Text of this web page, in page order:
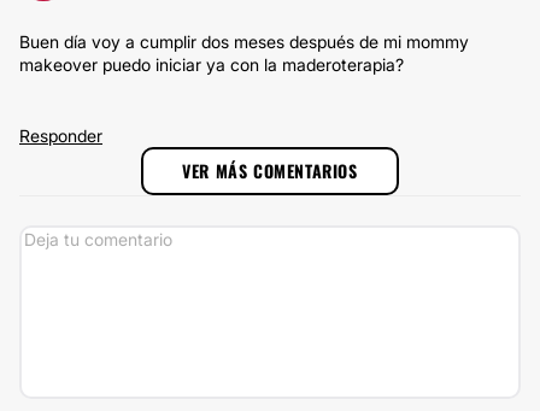
Buen día voy a cumplir dos meses después de mi mommy
makeover puedo iniciar ya con la maderoterapia?
Responder
VER MÁS COMENTARIOS